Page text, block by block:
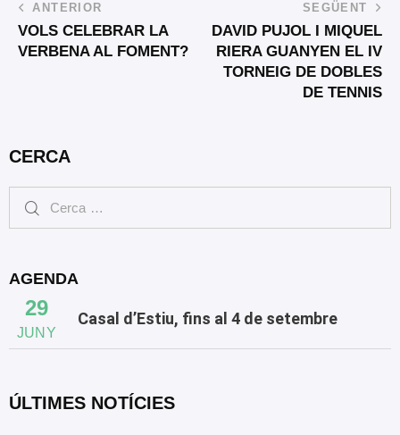
ANTERIOR
VOLS CELEBRAR LA
VERBENA AL FOMENT?
SEGÜENT
DAVID PUJOL I MIQUEL
RIERA GUANYEN EL IV
TORNEIG DE DOBLES
DE TENNIS
CERCA
AGENDA
29
JUNY
Casal d’Estiu, fins al 4 de setembre
ÚLTIMES NOTÍCIES